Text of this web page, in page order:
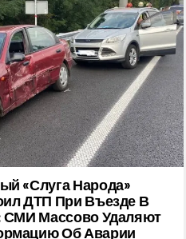
«слуга Народа»
ДТП При Въезде В
СМИ Массово Удаляют
Об Аварии